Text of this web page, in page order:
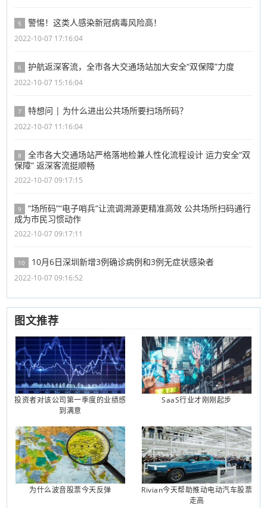
5 警惕！这类人感染新冠病毒风险高！
2022-10-07 17:16:04
6 护航返深客流，全市各大交通场站加大安全“双保障”力度
2022-10-07 15:16:04
7 特想问 | 为什么进出公共场所要扫场所码？
2022-10-07 11:16:04
8
全市各大交通场站严格落地检兼人性化流程设计 运力安全“双
保障” 返深客流挺顺畅
2022-10-07 09:17:15
9
“场所码”“电子哨兵”让流调溯源更精准高效 公共场所扫码通行
成为市民习惯动作
2022-10-07 09:17:11
10 10月6日深圳新增3例确诊病例和3例无症状感染者
2022-10-07 09:16:52
图文推荐
投资者对该公司第一季度的业绩感
到满意
SaaS行业才刚刚起步
为什么波音股票今天反弹
Rivian今天帮助推动电动汽车股票
走高